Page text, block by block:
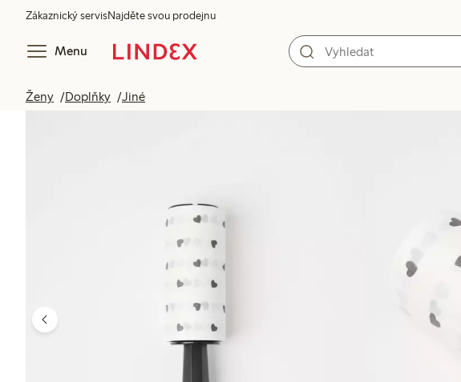
Zákaznický servisNajděte svou prodejnu
Menu
Ženy Doplňky Jiné